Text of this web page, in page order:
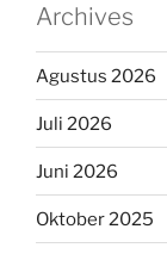
Archives
Agustus 2026
Juli 2026
Juni 2026
Oktober 2025